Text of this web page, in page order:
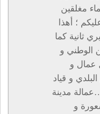
مغلقين
؛ أهذا
ثانية كما
الوطني و
عمال و
و قياد
مدينة
و